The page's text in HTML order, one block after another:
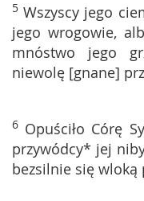
5 Wszyscy jego
jego wrogowie,
mnóstwo jego
niewolę [gnane]
6 Opuściło Córę
przywódcy* jej
bezsilnie się wloką